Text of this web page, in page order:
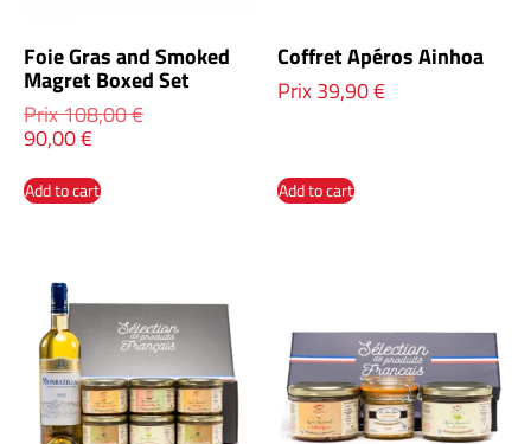
Foie Gras and Smoked
Magret Boxed Set
Prix108,00€
90,00€
Add to cart
Coffret Apéros Ainhoa
Prix39,90€
Add to cart